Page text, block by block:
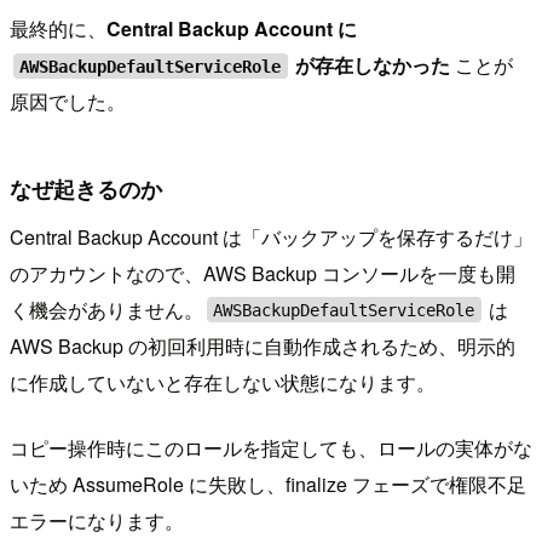
最終的に、 Central Backup Account に
AWSBackupDefaultServiceRole が存在しなかった ことが
原因でした。
なぜ起きるのか
Central Backup Account は「バックアップを保存するだけ」
のアカウントなので、AWS Backup コンソールを一度も開
く機会がありません。
AWSBackupDefaultServiceRole
は
AWS Backup の初回利用時に自動作成されるため、明示的
に作成していないと存在しない状態になります。
コピー操作時にこのロールを指定しても、ロールの実体がな
いため AssumeRole に失敗し、finalize フェーズで権限不足
エラーになります。